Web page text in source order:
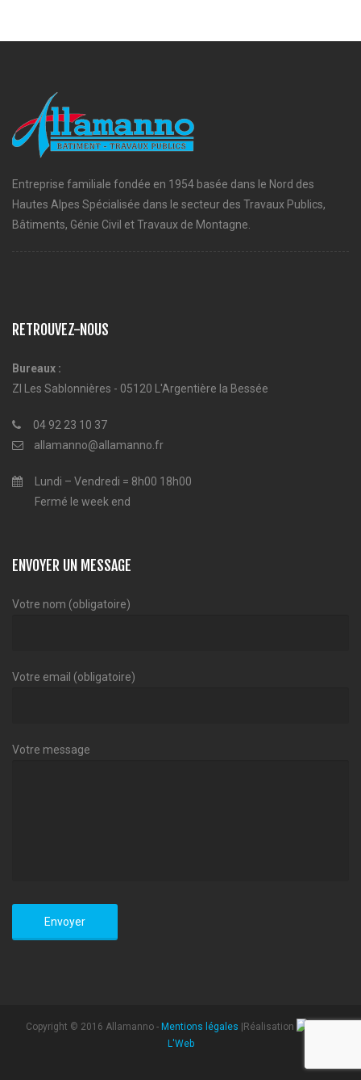
Entreprise familiale fondée en 1954 basée dans le Nord des
Hautes Alpes Spécialisée dans le secteur des Travaux Publics,
Bâtiments, Génie Civil et Travaux de Montagne.
RETROUVEZ-NOUS
Bureaux :
ZI Les Sablonnières - 05120 L'Argentière la Bessée
04 92 23 10 37
allamanno@allamanno.fr
Lundi – Vendredi = 8h00 18h00
Fermé le week end
ENVOYER UN MESSAGE
Votre nom (obligatoire)
Votre email (obligatoire)
Votre message
Copyright © 2016 Allamanno - Mentions légales |Réalisation
L'Web